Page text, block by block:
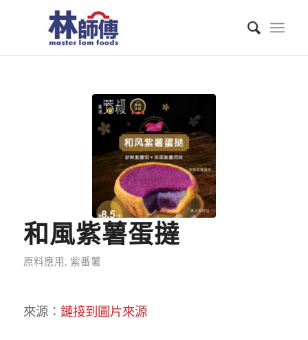
和風紫薯蛋撻
原料應用, 紫番薯
來源： 鏈接到圖片來源